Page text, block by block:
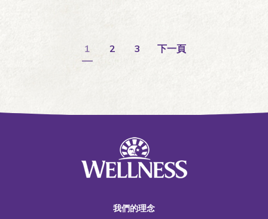
1 2 3 下一頁
我們的理念